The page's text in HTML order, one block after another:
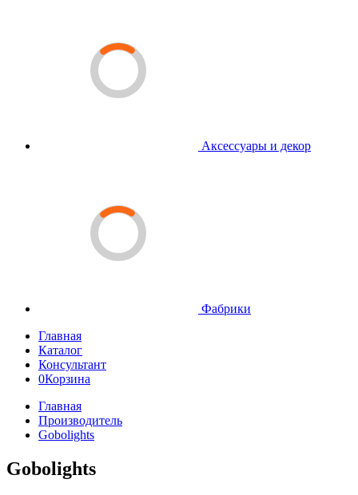
Аксессуары и декор
Фабрики
Главная
Каталог
Консультант
0Корзина
Главная
Производитель
Gobolights
Gobolights